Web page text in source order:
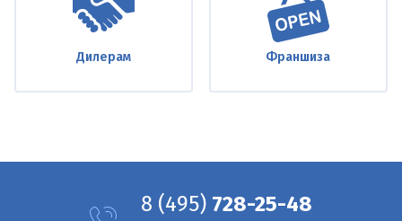
Дилерам Франшиза
8 (495) 728-25-48